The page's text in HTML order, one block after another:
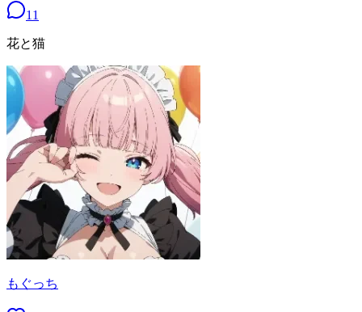
11
花と猫
もぐっち